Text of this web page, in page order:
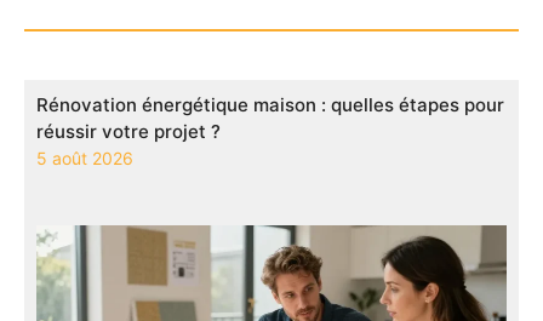
Rénovation énergétique maison : quelles étapes pour
réussir votre projet ?
5 août 2026